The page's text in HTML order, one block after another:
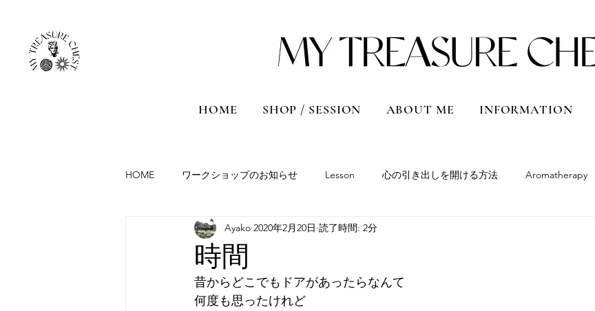
HOME SHOP / SESSION ABOUT ME INFORMATION
HOME ワークショップのお知らせ Lesson 心の引き出しを開ける方法 Aromatherapy
Aromatherapy session Travel South America
Malta Sicily Qatar Vietnam
時間
Ayako 2020年2月20日 読了時間: 2分
昔からどこでもドアがあったらなんて
何度も思ったけれど